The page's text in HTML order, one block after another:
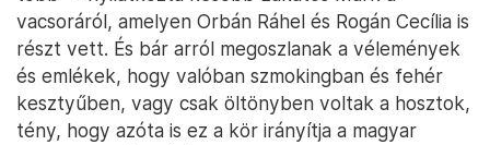
vacsoráról, amelyen Orbán Ráhel és Rogán Cecília is
részt vett. És bár arról megoszlanak a vélemények
és emlékek, hogy valóban szmokingban és fehér
kesztyűben, vagy csak öltönyben voltak a hosztok,
tény, hogy azóta is ez a kör irányítja a magyar